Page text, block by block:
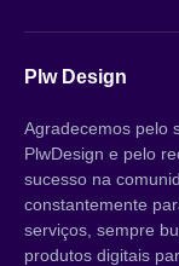
Plw Design
Agradecemos pelo
PlwDesign e pelo
sucesso na
constantemente
serviços, sempre
produtos digitais